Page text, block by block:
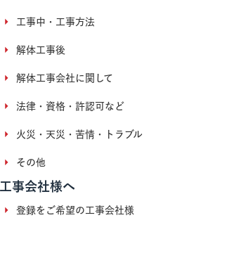
工事中・工事方法
解体工事後
解体工事会社に関して
法律・資格・許認可など
火災・天災・苦情・トラブル
その他
工事会社様へ
登録をご希望の工事会社様